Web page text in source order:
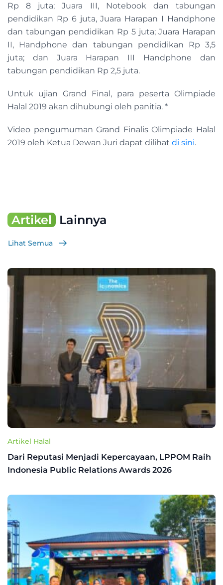
Rp 8 juta; Juara III, Notebook dan tabungan
pendidikan Rp 6 juta, Juara Harapan I Handphone
dan tabungan pendidikan Rp 5 juta; Juara Harapan
II, Handphone dan tabungan pendidikan Rp 3,5
juta; dan Juara Harapan III Handphone dan
tabungan pendidikan Rp 2,5 juta.
Untuk ujian Grand Final, para peserta Olimpiade
Halal 2019 akan dihubungi oleh panitia. *
Video pengumuman Grand Finalis Olimpiade Halal
2019 oleh Ketua Dewan Juri dapat dilihat di sini.
Artikel Lainnya
Lihat Semua
Artikel Halal
Dari Reputasi Menjadi Kepercayaan, LPPOM Raih
Indonesia Public Relations Awards 2026